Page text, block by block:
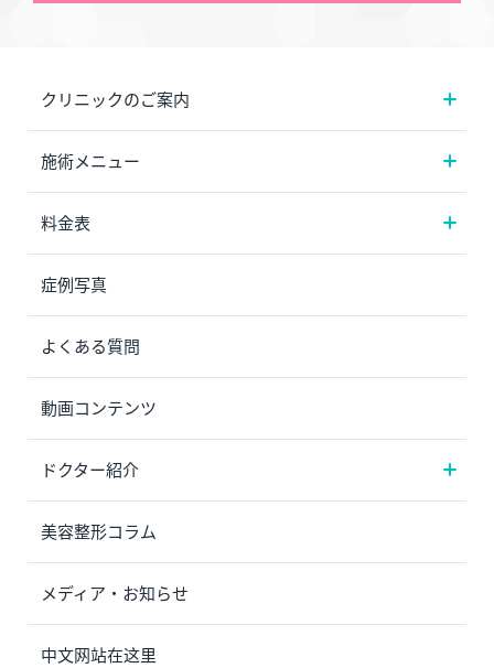
クリニックのご案内
施術メニュー
料金表
症例写真
よくある質問
動画コンテンツ
ドクター紹介
美容整形コラム
メディア・お知らせ
中文网站在这里